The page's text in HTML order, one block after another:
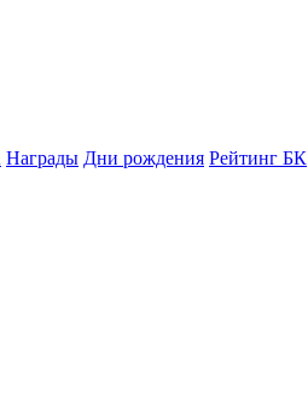
Награды Дни рождения Рейтинг БК